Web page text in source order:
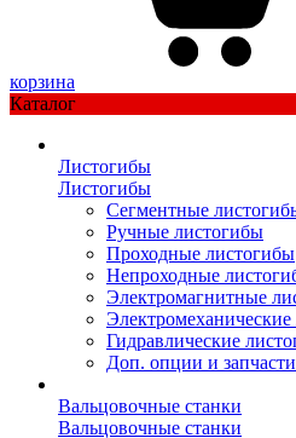
корзина
Каталог
Листогибы
Листогибы
Сегментные
Ручные листогибы
Проходные листогибы
Непроходные
Электромагнитные
Гидравлические
Доп. опции и
Вальцовочные станки
Вальцовочные станки